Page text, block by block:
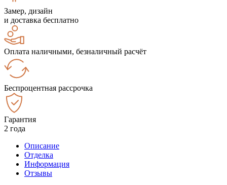
Замер, дизайн
и доставка бесплатно
Оплата наличными, безналичный расчёт
Беспроцентная рассрочка
Гарантия
2 года
Описание
Отделка
Информация
Отзывы